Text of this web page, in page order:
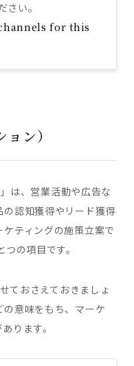
い。
for this
ン）
は、営業活動や広告な
の認知獲得やリード獲得
ティングの施策立案で
の項目です。
ておさえておきましょ
意味をもち、マーケ
ります。